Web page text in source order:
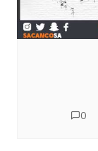
0